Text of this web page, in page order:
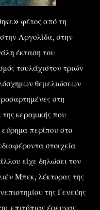
φέτος από τη
Αργολίδα, στην
έκταση του
τουλάχιστον τριών
θεμελιώσεων
στη
κεραμικής που
εύρημα περίπου στο
στοιχεία
είχε δηλώσει τον
Μπεκ, λέκτορας της
της Γενεύης
επιτόπιας έρευνας,